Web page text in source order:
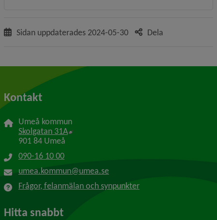
Sidan uppdaterades 2024-05-30 Dela
Kontakt
Umeå kommun
Skolgatan 31A Länk till annan webbplats, öppnas i nytt
901 84 Umeå
090-16 10 00
umea.kommun@umea.se
Frågor, felanmälan och synpunkter
Hitta snabbt